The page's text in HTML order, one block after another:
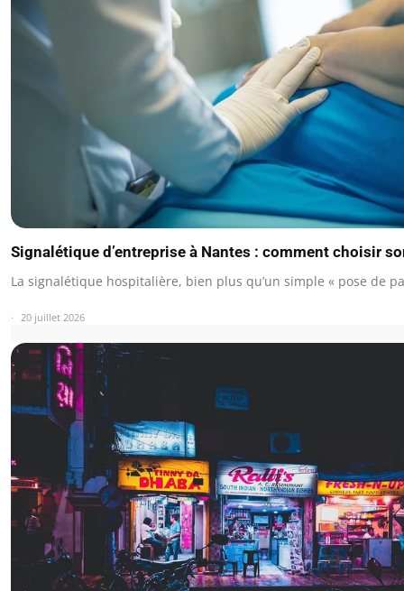
Signalétique d’entreprise à Nantes : comment choisir
La signalétique hospitalière, bien plus qu’un simple « pose de
20 juillet 2026